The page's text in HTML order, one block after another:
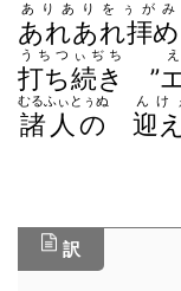
あれあれ拝め
ありありをぅがみ
打ち続き
うちつぃぢち
”
諸人の
むるふぃとぅぬ
迎
んけ
訳